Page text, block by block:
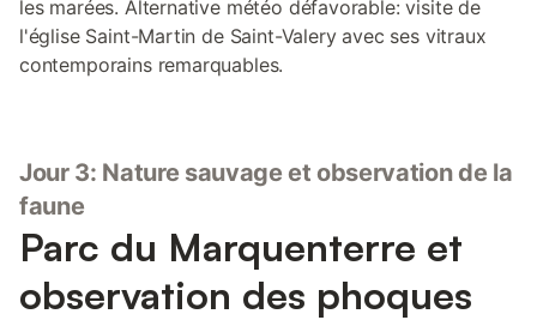
les marées. Alternative météo défavorable: visite de
l'église Saint-Martin de Saint-Valery avec ses vitraux
contemporains remarquables.
Jour 3: Nature sauvage et observation de la
faune
Parc du Marquenterre et
observation des phoques